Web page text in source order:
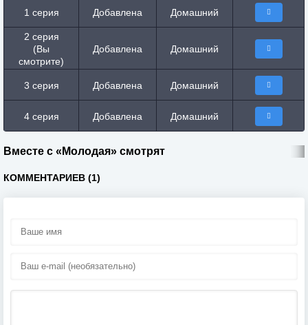
1 серия Добавлена Домашний
2 серия
(Вы
смотрите)
Добавлена Домашний
3 серия Добавлена Домашний
4 серия Добавлена Домашний
Вместе с «Молодая» смотрят
КОММЕНТАРИЕВ (1)